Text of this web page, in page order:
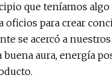
que teníamos algo
oficios para crear
se acercó a
aura, energía